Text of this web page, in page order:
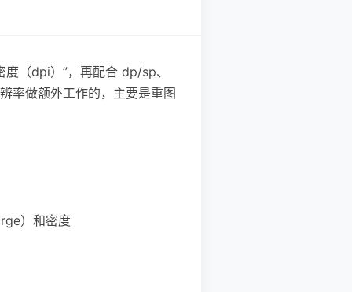
（dpi）”，再配合 dp/sp、
率做额外工作的，主要是重图
）和密度